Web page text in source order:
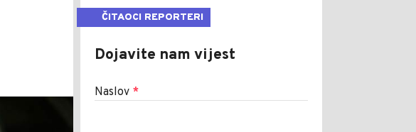
ČITAOCI REPORTERI
Dojavite nam vijest
Naslov *